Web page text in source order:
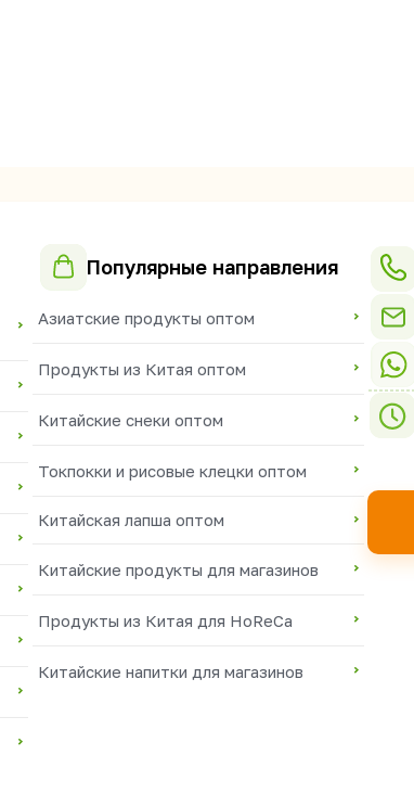
Популярные направления
Азиатские продукты оптом
Продукты из Китая оптом
Китайские снеки оптом
Токпокки и рисовые клецки оптом
Китайская лапша оптом
Китайские продукты для магазинов
Продукты из Китая для HoReCa
Китайские напитки для магазинов